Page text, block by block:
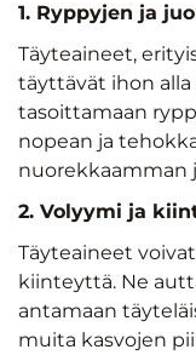
1. Ryppyjen ja
Täyteaineet,
täyttävät ihon
tasoittamaan
nopean ja
nuorekkaamman
2. Volyymi ja
Täyteaineet
kiinteyttä. Ne
antamaan
muita kasvojen